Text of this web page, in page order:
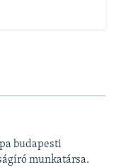
budapesti
munkatársa.